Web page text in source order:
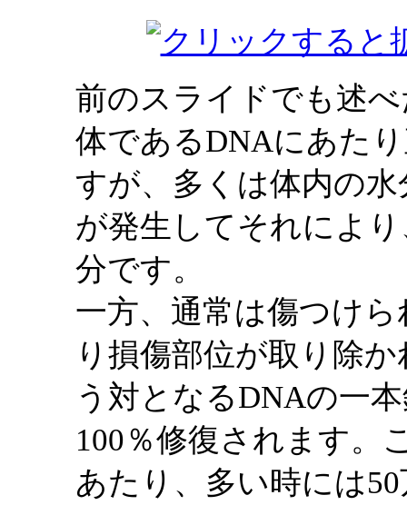
前のスライドでも述
体であるDNAにあた
すが、多くは体内の
が発生してそれによ
分です。
一方、通常は傷つけ
り損傷部位が取り除
う対となるDNAの一
100％修復されます。
あたり、多い時には